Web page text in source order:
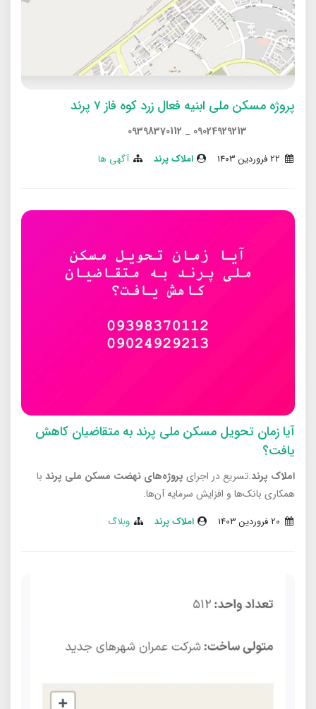
پروژه مسکن ملی ابنیه فعال زرد کوه فاز ۷ پرند
09024929213
_
09398370112
املاک پرند آگهی ها
آیا زمان تحویل مسکن ملی پرند به متقاضیان کاهش
یافت؟
املاک پرند.تسریع در اجرای پروژه‌های نهضت مسکن ملی پرند با
همکاری بانک‌ها و افزایش سرمایه آن‌ها.
املاک پرند وبلاگ